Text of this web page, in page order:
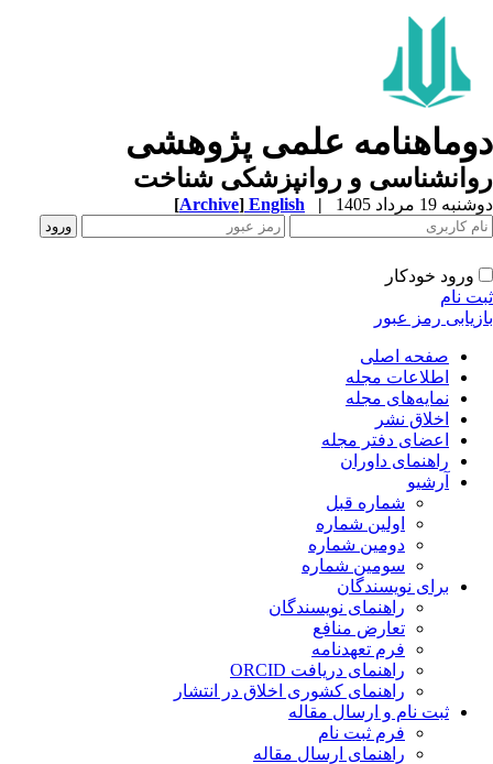
علمی پژوهشی
و روانپزشکی شناخت
19 مرداد 1405 |
English
[Archive]
ورود خودکار
نام
رمز عبور
صفحه اصلی
اطلاعات مجله
نمایه‌های مجله
اخلاق نشر
اعضای دفتر مجله
راهنمای داوران
آرشیو
شماره قبل
اولین شماره
دومین شماره
سومین شماره
برای نویسندگان
راهنمای نویسندگان
تعارض منافع
فرم تعهدنامه
راهنمای دریافت ORCID
راهنمای کشوری اخلاق در انتشار
ثبت نام و ارسال مقاله
فرم ثبت نام
راهنمای ارسال مقاله